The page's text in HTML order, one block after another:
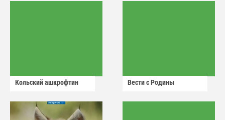
Кольский ашкрофтин Вести с Родины